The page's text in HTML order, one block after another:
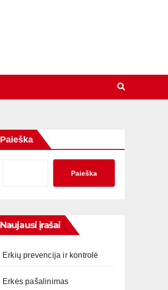
Paieška
Paieška
Naujausi įrašai
Erkių prevencija ir kontrolė
Erkės pašalinimas